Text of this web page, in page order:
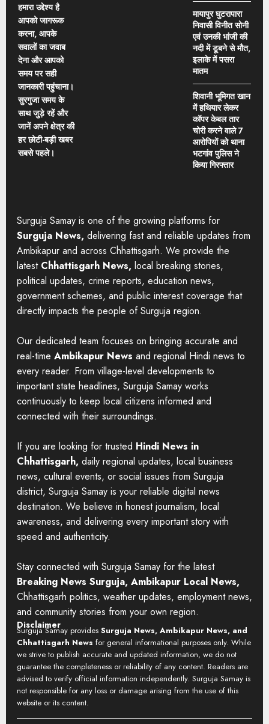
हमारा उद्देश्य है
आपको जागरूक
करना, आपके
सवालों का जवाब
देना और आपको
समय पर सही
जानकारी पहुंचाना।
सुरगुजा समय के
साथ जुड़े रहें और
जानें अपने क्षेत्र की
हर छोटी-बड़ी खबर
सबसे पहले।
मायापुर घुटरापारा
निवासी विनीत सोनी
एवं उनकी भांजी की
नदी में डूबने से मौत,
इलाके में पसरा
मातम
शिवानी भूमिगत खान
में हथियार लेकर
कॉपर केबल तार
चोरी करने वाले 7
आरोपियों को थाना
भटगांव पुलिस ने
किया गिरफ्तार
Surguja Samay is one of the growing platforms for
Surguja News, delivering fast and reliable updates from
Ambikapur and across Chhattisgarh. We provide the
latest Chhattisgarh News, local breaking stories,
political updates, crime reports, education news,
government schemes, and public interest coverage that
directly impacts the people of Surguja region.
Our dedicated team focuses on bringing accurate and
real-time Ambikapur News and regional Hindi news to
every reader. From village-level developments to
important state headlines, Surguja Samay works
continuously to keep local citizens informed and
connected with their surroundings.
If you are looking for trusted Hindi News in
Chhattisgarh, daily regional updates, local business
news, cultural events, or social issues from Surguja
district, Surguja Samay is your reliable digital news
destination. We believe in honest journalism, local
awareness, and delivering every important story with
speed and authenticity.
Stay connected with Surguja Samay for the latest
Breaking News Surguja, Ambikapur Local News,
Chhattisgarh politics, weather updates, employment news,
and community stories from your own region.
Disclaimer
Surguja Samay provides Surguja News, Ambikapur News, and
Chhattisgarh News for general informational purposes only. While
we strive to publish accurate and updated information, we do not
guarantee the completeness or reliability of any content. Readers are
advised to verify official information independently. Surguja Samay is
not responsible for any loss or damage arising from the use of this
website or its content.